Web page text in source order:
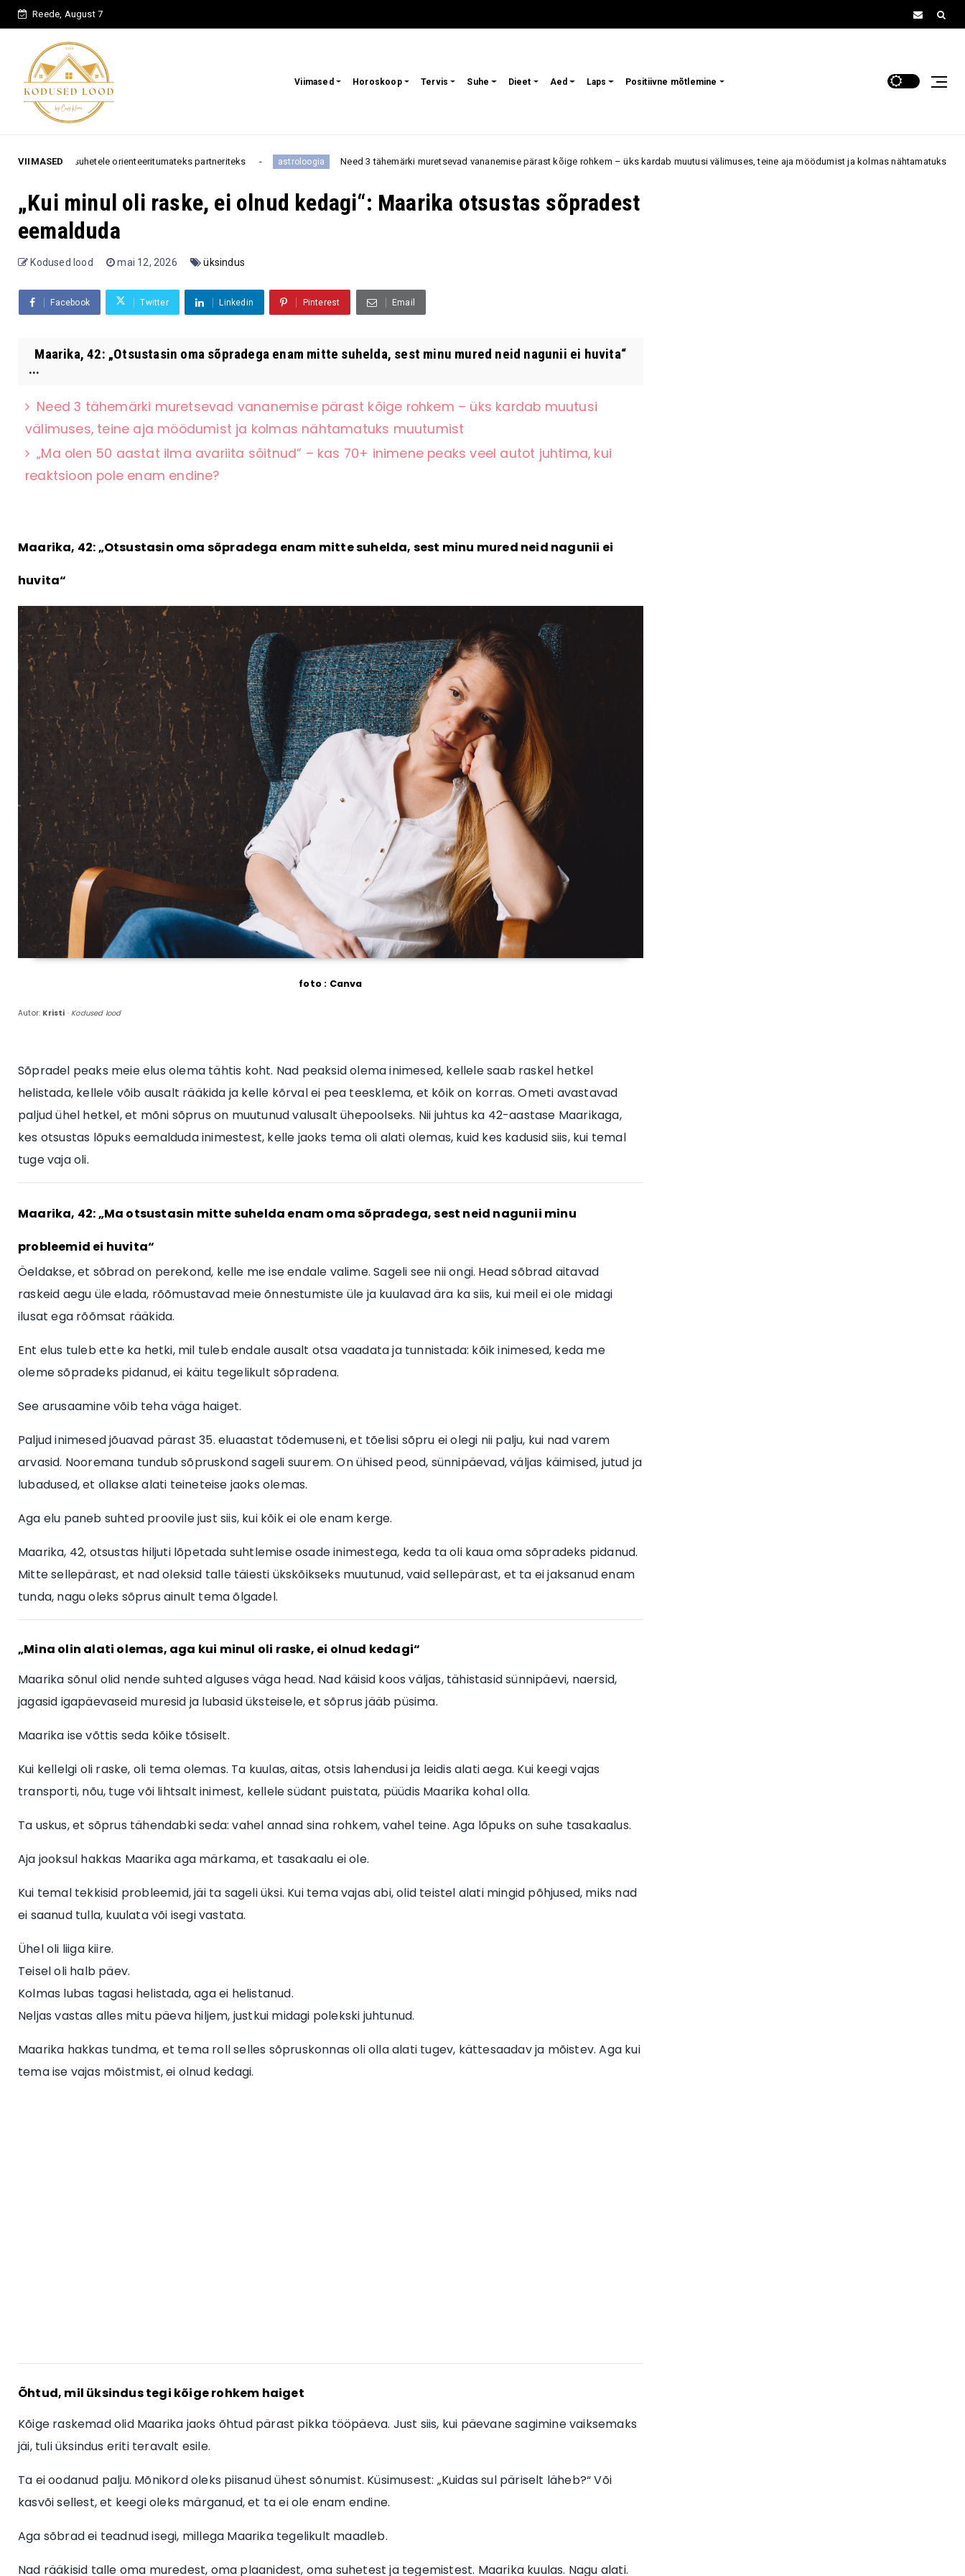
Reede, August 7
Viimased Horoskoop Tervis Suhe Dieet Aed Laps Positiivne mõtlemine
VIIMASED
orienteeritumateks partneriteks astroloogia Need 3 tähemärki muretsevad vananemise pärast kõige rohkem – üks kardab muutusi välimuses, teine aja möödumist ja kolmas nähtamatuks muutumist 70+
„Kui minul oli raske, ei olnud kedagi“: Maarika otsustas sõpradest
eemalduda
Kodused lood mai 12, 2026 üksindus
Facebook Twitter Linkedin Pinterest Email
Maarika, 42: „Otsustasin oma sõpradega enam mitte suhelda, sest minu mured neid nagunii ei huvita“
...
Need 3 tähemärki muretsevad vananemise pärast kõige rohkem – üks kardab muutusi
välimuses, teine aja möödumist ja kolmas nähtamatuks muutumist
„Ma olen 50 aastat ilma avariita sõitnud” – kas 70+ inimene peaks veel autot juhtima, kui
reaktsioon pole enam endine?
Maarika, 42: „Otsustasin oma sõpradega enam mitte suhelda, sest minu mured neid nagunii ei
huvita“
foto : Canva
Autor: Kristi · Kodused lood
Sõpradel peaks meie elus olema tähtis koht. Nad peaksid olema inimesed, kellele saab raskel hetkel
helistada, kellele võib ausalt rääkida ja kelle kõrval ei pea teesklema, et kõik on korras. Ometi avastavad
paljud ühel hetkel, et mõni sõprus on muutunud valusalt ühepoolseks. Nii juhtus ka 42-aastase Maarikaga,
kes otsustas lõpuks eemalduda inimestest, kelle jaoks tema oli alati olemas, kuid kes kadusid siis, kui temal
tuge vaja oli.
Maarika, 42: „Ma otsustasin mitte suhelda enam oma sõpradega, sest neid nagunii minu
probleemid ei huvita“
Öeldakse, et sõbrad on perekond, kelle me ise endale valime. Sageli see nii ongi. Head sõbrad aitavad
raskeid aegu üle elada, rõõmustavad meie õnnestumiste üle ja kuulavad ära ka siis, kui meil ei ole midagi
ilusat ega rõõmsat rääkida.
Ent elus tuleb ette ka hetki, mil tuleb endale ausalt otsa vaadata ja tunnistada: kõik inimesed, keda me
oleme sõpradeks pidanud, ei käitu tegelikult sõpradena.
See arusaamine võib teha väga haiget.
Paljud inimesed jõuavad pärast 35. eluaastat tõdemuseni, et tõelisi sõpru ei olegi nii palju, kui nad varem
arvasid. Nooremana tundub sõpruskond sageli suurem. On ühised peod, sünnipäevad, väljas käimised, jutud ja
lubadused, et ollakse alati teineteise jaoks olemas.
Aga elu paneb suhted proovile just siis, kui kõik ei ole enam kerge.
Maarika, 42, otsustas hiljuti lõpetada suhtlemise osade inimestega, keda ta oli kaua oma sõpradeks pidanud.
Mitte sellepärast, et nad oleksid talle täiesti ükskõikseks muutunud, vaid sellepärast, et ta ei jaksanud enam
tunda, nagu oleks sõprus ainult tema õlgadel.
„Mina olin alati olemas, aga kui minul oli raske, ei olnud kedagi“
Maarika sõnul olid nende suhted alguses väga head. Nad käisid koos väljas, tähistasid sünnipäevi, naersid,
jagasid igapäevaseid muresid ja lubasid üksteisele, et sõprus jääb püsima.
Maarika ise võttis seda kõike tõsiselt.
Kui kellelgi oli raske, oli tema olemas. Ta kuulas, aitas, otsis lahendusi ja leidis alati aega. Kui keegi vajas
transporti, nõu, tuge või lihtsalt inimest, kellele südant puistata, püüdis Maarika kohal olla.
Ta uskus, et sõprus tähendabki seda: vahel annad sina rohkem, vahel teine. Aga lõpuks on suhe tasakaalus.
Aja jooksul hakkas Maarika aga märkama, et tasakaalu ei ole.
Kui temal tekkisid probleemid, jäi ta sageli üksi. Kui tema vajas abi, olid teistel alati mingid põhjused, miks nad
ei saanud tulla, kuulata või isegi vastata.
Ühel oli liiga kiire.
Teisel oli halb päev.
Kolmas lubas tagasi helistada, aga ei helistanud.
Neljas vastas alles mitu päeva hiljem, justkui midagi polekski juhtunud.
Maarika hakkas tundma, et tema roll selles sõpruskonnas oli olla alati tugev, kättesaadav ja mõistev. Aga kui
tema ise vajas mõistmist, ei olnud kedagi.
Õhtud, mil üksindus tegi kõige rohkem haiget
Kõige raskemad olid Maarika jaoks õhtud pärast pikka tööpäeva. Just siis, kui päevane sagimine vaiksemaks
jäi, tuli üksindus eriti teravalt esile.
Ta ei oodanud palju. Mõnikord oleks piisanud ühest sõnumist. Küsimusest: „Kuidas sul päriselt läheb?“ Või
kasvõi sellest, et keegi oleks märganud, et ta ei ole enam endine.
Aga sõbrad ei teadnud isegi, millega Maarika tegelikult maadleb.
Nad rääkisid talle oma muredest, oma plaanidest, oma suhetest ja tegemistest. Maarika kuulas. Nagu alati.